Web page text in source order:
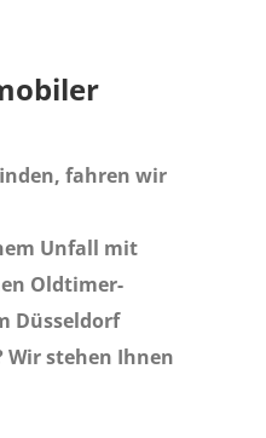
fahren wir
Unfall mit
Oldtimer-
Düsseldorf
Wir stehen Ihnen